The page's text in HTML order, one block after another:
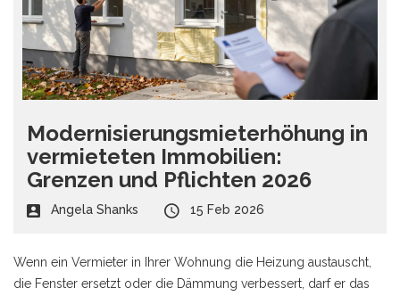
Modernisierungsmieterhöhung in
vermieteten Immobilien:
Grenzen und Pflichten 2026
Angela Shanks 15 Feb 2026
Wenn ein Vermieter in Ihrer Wohnung die Heizung austauscht,
die Fenster ersetzt oder die Dämmung verbessert, darf er das